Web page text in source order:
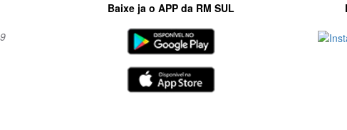
Baixe ja o APP da RM SUL